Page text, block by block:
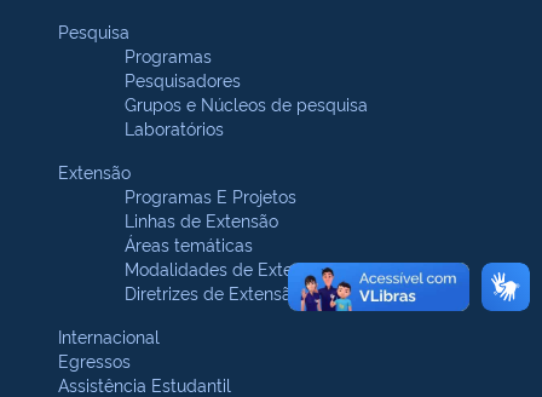
Pesquisa
Programas
Pesquisadores
Grupos e Núcleos de pesquisa
Laboratórios
Extensão
Programas E Projetos
Linhas de Extensão
Áreas temáticas
Modalidades de Extensão
Diretrizes de Extensão
Internacional
Egressos
Assistência Estudantil